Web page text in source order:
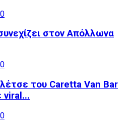
0
στον Απόλλωνα
0
του Caretta Van Bar
viral...
0